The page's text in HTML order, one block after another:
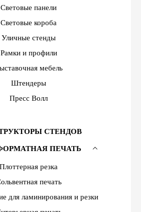
Световые панели
Световые короба
Уличные стенды
Рамки и профили
мебель
Штендеры
Пресс Волл
СТЕНДОВ
ПЕЧАТЬ
Плоттерная резка
печать
для ламинирования и резки